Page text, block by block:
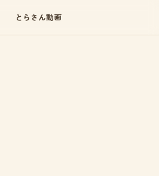
とらさん動画